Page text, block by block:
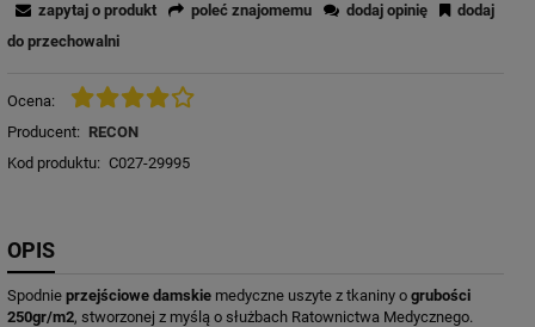
Ocena:
Producent: RECON
Kod produktu: C027-29995
zapytaj o produkt poleć znajomemu dodaj opinię
dodaj
do przechowalni
OPIS
Spodnie przejściowe damskie medyczne uszyte z tkaniny o grubości
250gr/m2, stworzonej z myślą o służbach Ratownictwa Medycznego.